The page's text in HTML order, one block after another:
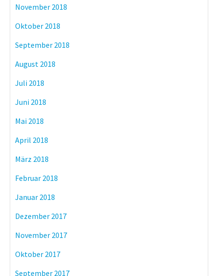
November 2018
Oktober 2018
September 2018
August 2018
Juli 2018
Juni 2018
Mai 2018
April 2018
März 2018
Februar 2018
Januar 2018
Dezember 2017
November 2017
Oktober 2017
September 2017